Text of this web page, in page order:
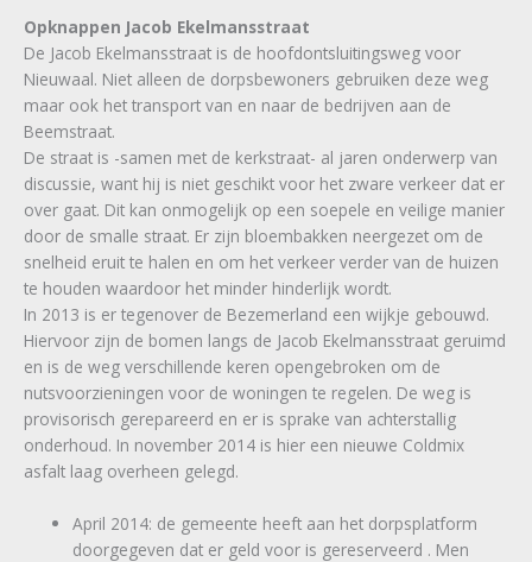
Opknappen Jacob Ekelmansstraat
De Jacob Ekelmansstraat is de hoofdontsluitingsweg voor
Nieuwaal. Niet alleen de dorpsbewoners gebruiken deze weg
maar ook het transport van en naar de bedrijven aan de
Beemstraat.
De straat is -samen met de kerkstraat- al jaren onderwerp van
discussie, want hij is niet geschikt voor het zware verkeer dat er
over gaat. Dit kan onmogelijk op een soepele en veilige manier
door de smalle straat. Er zijn bloembakken neergezet om de
snelheid eruit te halen en om het verkeer verder van de huizen
te houden waardoor het minder hinderlijk wordt.
In 2013 is er tegenover de Bezemerland een wijkje gebouwd.
Hiervoor zijn de bomen langs de Jacob Ekelmansstraat geruimd
en is de weg verschillende keren opengebroken om de
nutsvoorzieningen voor de woningen te regelen. De weg is
provisorisch gerepareerd en er is sprake van achterstallig
onderhoud. In november 2014 is hier een nieuwe Coldmix
asfalt laag overheen gelegd.
April 2014: de gemeente heeft aan het dorpsplatform
doorgegeven dat er geld voor is gereserveerd . Men